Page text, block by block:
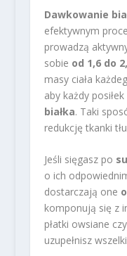
Dawkowanie
efektywnym
prowadzą
sobie od 1,6 do
masy ciała
aby każdy posiłek
białka. Taki
redukcję tkanki
Jeśli sięgasz po
o ich
dostarczają one
komponują się z
płatki owsiane
uzupełnisz